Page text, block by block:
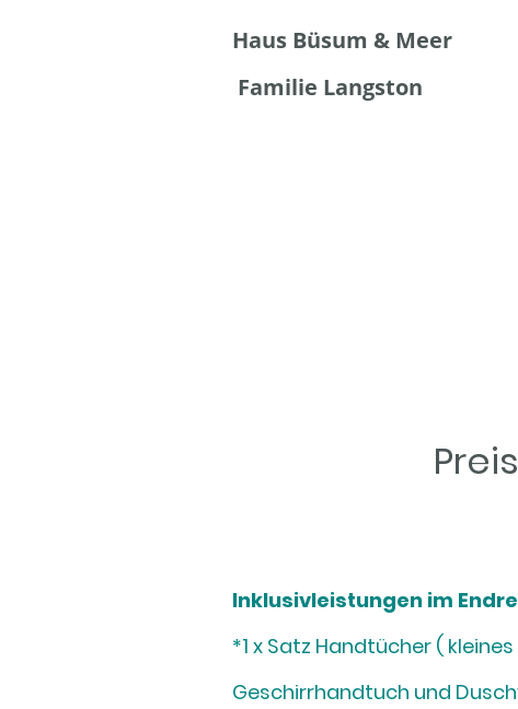
Haus Büsum & Meer
Familie Langston
Inklusivleistungen im
*1 x Satz Handtücher (
Geschirrhandtuch und